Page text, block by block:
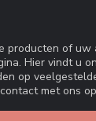
producten of uw
Hier vindt u
op
met ons